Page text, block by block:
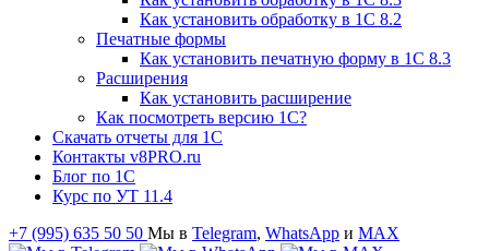
Как установить обработку в 1С 8.2
Печатные формы
Как установить печатную форму в 1С 8.3
Расширения
Как установить расширение
Как посмотреть версию 1С?
Скачать отчеты для 1С
Контакты v8PRO.ru
Блог по 1С
Курс по УТ 11.4
+7 (995) 635 50 50 Мы в Telegram, WhatsApp и MAX